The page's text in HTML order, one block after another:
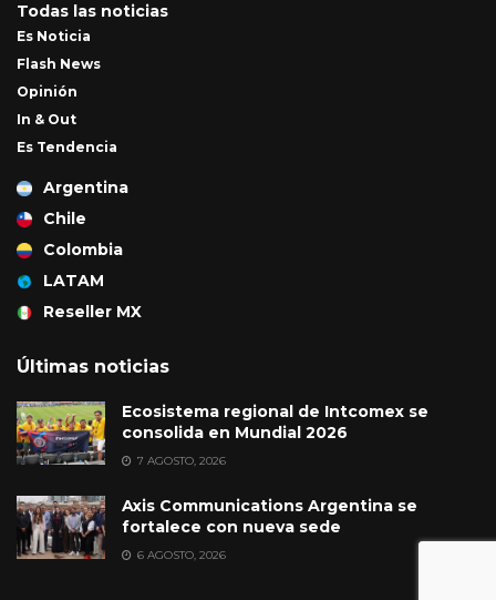
Todas las noticias
Es Noticia
Flash News
Opinión
In & Out
Es Tendencia
Argentina
Chile
Colombia
LATAM
Reseller MX
Últimas noticias
Ecosistema regional de Intcomex se
consolida en Mundial 2026
7 AGOSTO, 2026
Axis Communications Argentina se
fortalece con nueva sede
6 AGOSTO, 2026